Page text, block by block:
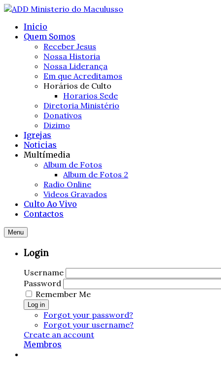
Inicio
Quem Somos
Receber Jesus
Nossa Historia
Nossa Liderança
Em que Acreditamos
Horários de Culto
Horarios Sede
Diretoria Ministério
Donativos
Dizimo
Igrejas
Noticias
Multímedia
Album de Fotos
Album de Fotos 2
Radio Online
Videos Gravados
Culto Ao Vivo
Contactos
Menu
Login
Username
Password
Remember Me
Log in
Forgot your password?
Forgot your username?
Create an account
Membros